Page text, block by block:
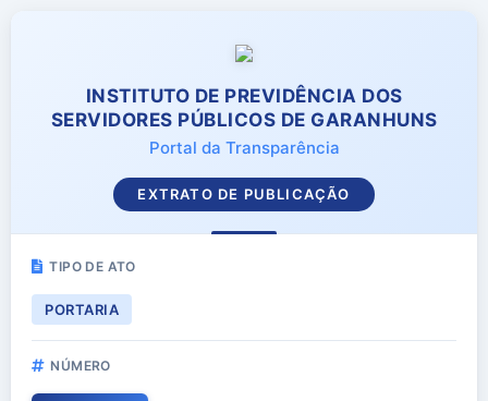
INSTITUTO DE PREVIDÊNCIA DOS
SERVIDORES PÚBLICOS DE GARANHUNS
Portal da Transparência
EXTRATO DE PUBLICAÇÃO
TIPO DE ATO
PORTARIA
NÚMERO